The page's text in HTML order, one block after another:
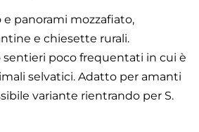
panorami mozzafiato,
e chiesette rurali.
sentieri poco frequentati in cui è
selvatici. Adatto per amanti
variante rientrando per S.